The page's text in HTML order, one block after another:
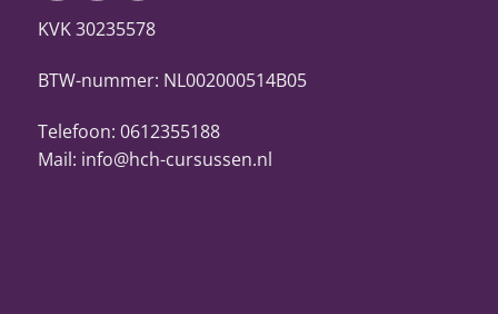
KVK 30235578
BTW-nummer: NL002000514B05
Telefoon: 0612355188
Mail: info@hch-cursussen.nl